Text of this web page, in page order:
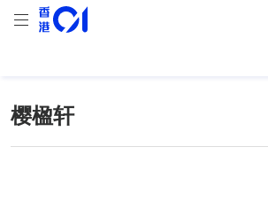
樱楹轩